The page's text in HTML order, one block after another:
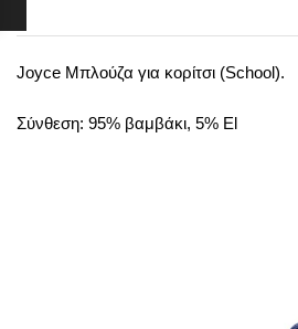
Joyce Μπλούζα για κορίτσι (School).
Σύνθεση: 95% βαμβάκι, 5% El